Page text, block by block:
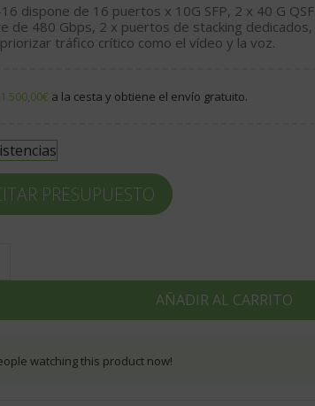
dispone de 16 puertos x 10G SFP, 2 x 40 G
de 480 Gbps, 2 x puertos de stacking
tráfico crítico como el vídeo y la voz.
1.500,00€ a la cesta y obtiene el envío gratuito.
AÑADIR AL CARRITO
PRESUPUESTO
watching this product now!